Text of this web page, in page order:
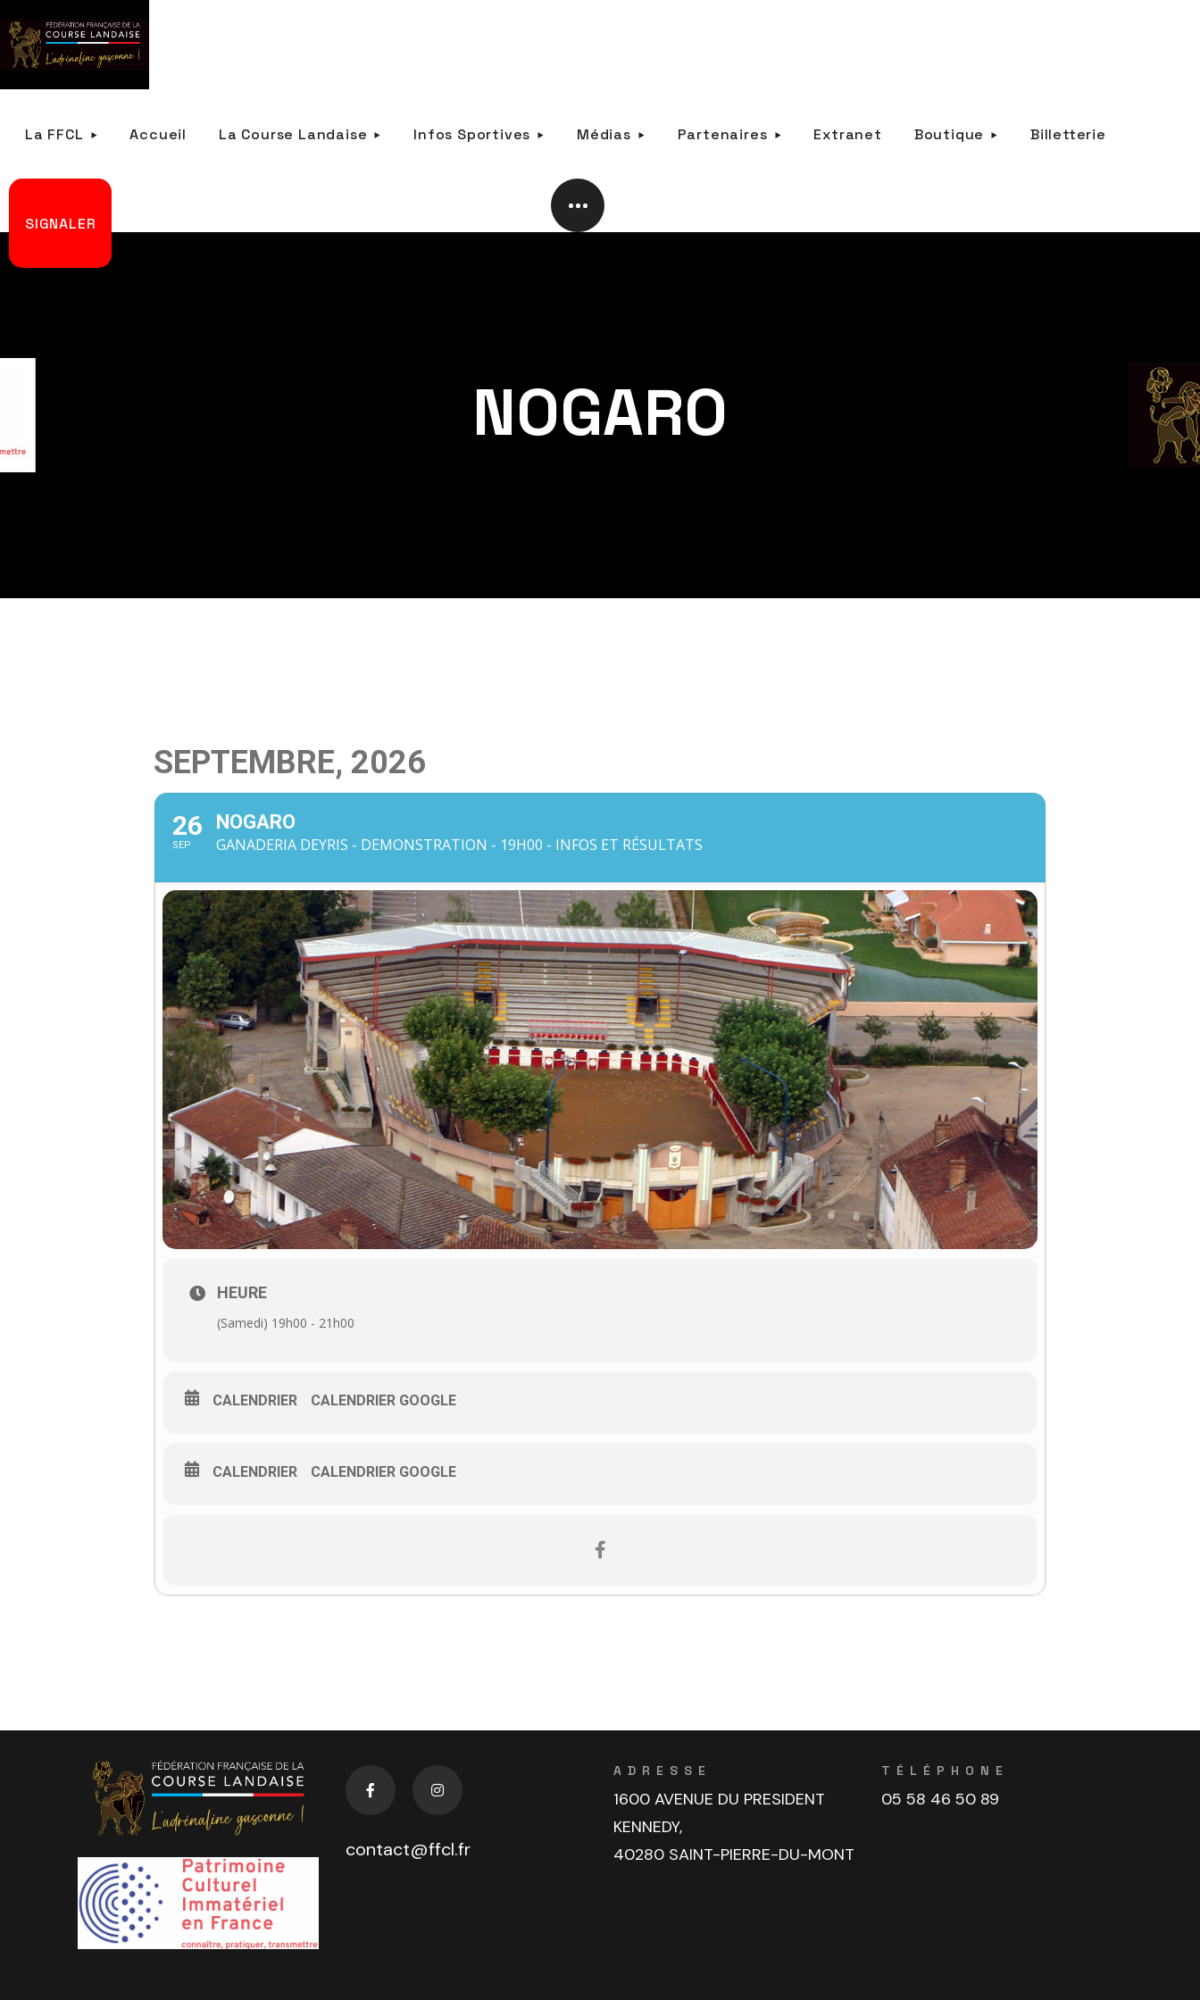
La FFCL Accueil La Course Landaise Infos Sportives Médias Partenaires Extranet Boutique Billetterie
SIGNALER
NOGARO
SEPTEMBRE, 2026
26
SEP
NOGARO
GANADERIA DEYRIS - DEMONSTRATION - 19H00 - INFOS ET RÉSULTATS
HEURE
(Samedi) 19h00 - 21h00
CALENDRIER CALENDRIER GOOGLE
CALENDRIER CALENDRIER GOOGLE
contact@ffcl.fr
ADRESSE
1600 AVENUE DU PRESIDENT
KENNEDY,
40280 SAINT-PIERRE-DU-MONT
TÉLÉPHONE
05 58 46 50 89